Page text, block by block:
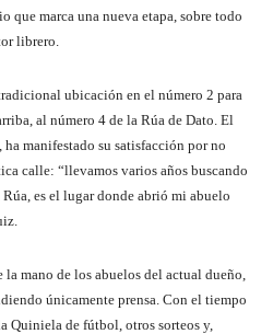
que marca una nueva etapa, sobre todo
librero.
ubicación en el número 2 para
al número 4 de la Rúa de Dato. El
manifestado su satisfacción por no
calle: “llevamos varios años buscando
es el lugar donde abrió mi abuelo
mano de los abuelos del actual dueño,
únicamente prensa. Con el tiempo
Quiniela de fútbol, otros sorteos y,